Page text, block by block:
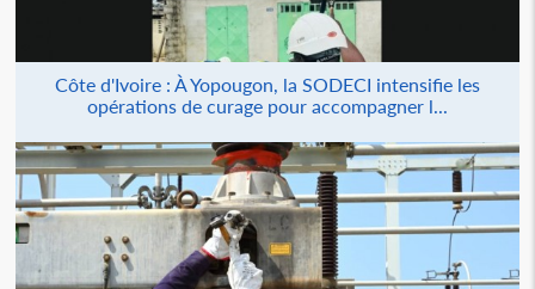
Côte d'Ivoire : À Yopougon, la SODECI intensifie les
opérations de curage pour accompagner l...